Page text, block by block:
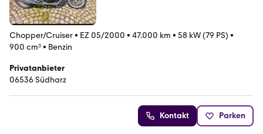
Chopper/Cruiser• EZ 05/2000 • 47.000 km • 58 kW (79 PS) •
900 cm³• Benzin
Privatanbieter
06536 Südharz
Kontakt Parken